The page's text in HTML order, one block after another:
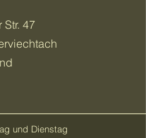
47
und Dienstag